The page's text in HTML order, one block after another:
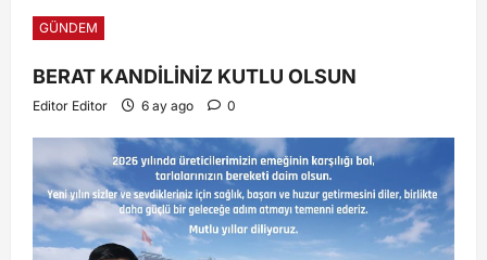
GÜNDEM
BERAT KANDİLİNİZ KUTLU OLSUN
Editor Editor 6 ay ago 0